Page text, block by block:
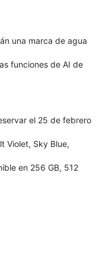
una marca de agua
funciones de AI de
el 25 de febrero
Violet, Sky Blue,
en 256 GB, 512